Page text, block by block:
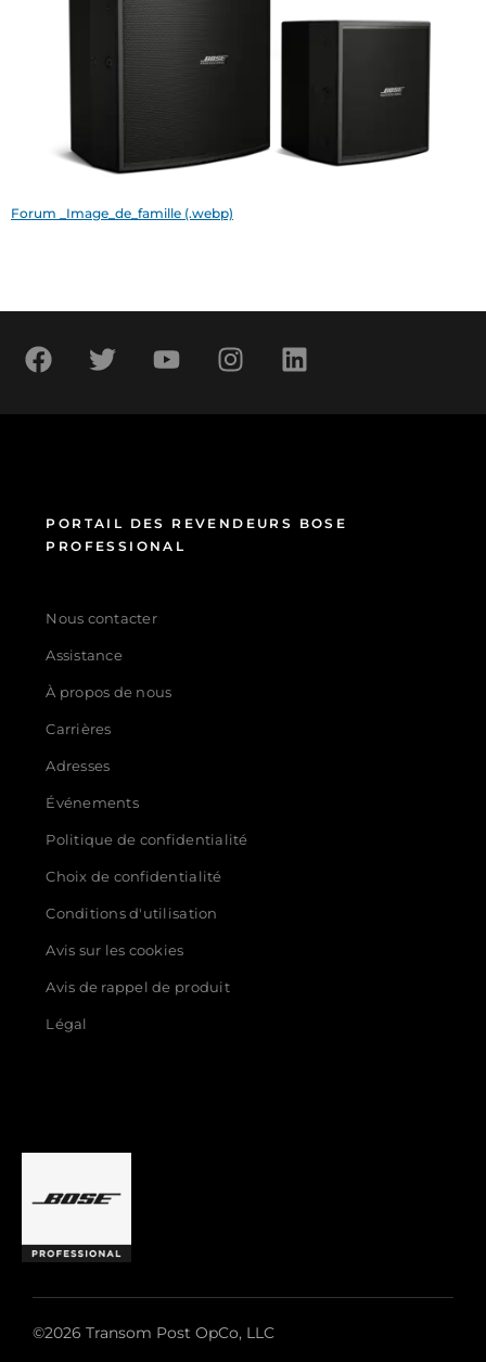
Forum _Image_de_famille (.webp)
PORTAIL DES REVENDEURS BOSE
PROFESSIONAL
Nous contacter
Assistance
À propos de nous
Carrières
Adresses
Événements
Politique de confidentialité
Choix de confidentialité
Conditions d'utilisation
Avis sur les cookies
Avis de rappel de produit
Légal
©2026 Transom Post OpCo, LLC